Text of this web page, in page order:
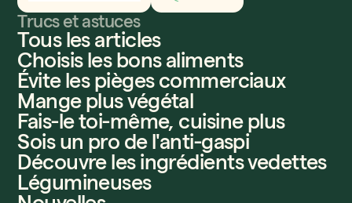
Trucs et astuces
Tous les articles
Choisis les bons aliments
Évite les pièges commerciaux
Mange plus végétal
Fais-le toi-même, cuisine plus
Sois un pro de l'anti-gaspi
Découvre les ingrédients vedettes
Légumineuses